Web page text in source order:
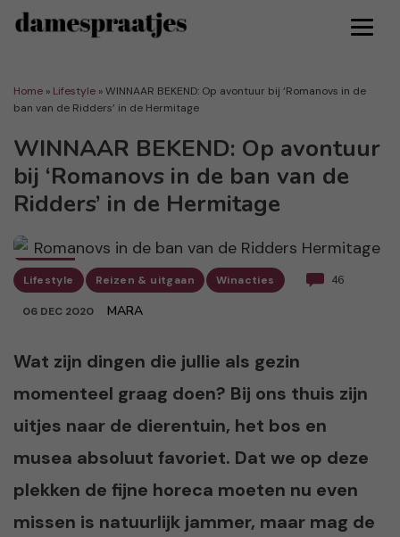
Home » Lifestyle »WINNAAR BEKEND: Op avontuur bij ‘Romanovs in de
ban van de Ridders’ in de Hermitage
WINNAAR BEKEND: Op avontuur
bij ‘Romanovs in de ban van de
Ridders’ in de Hermitage
Lifestyle Reizen & uitgaan Winacties 46
06 DEC 2020 MARA
Wat zijn dingen die jullie als gezin
momenteel graag doen? Bij ons thuis zijn
uitjes naar de dierentuin, het bos en
musea absoluut favoriet. Dat we op deze
plekken de fijne horeca moeten nu even
missen is natuurlijk jammer, maar mag de